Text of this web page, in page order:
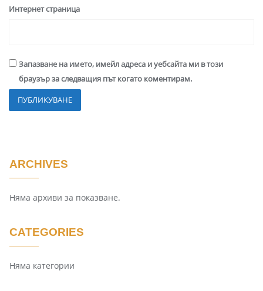
Интернет страница
Запазване на името, имейл адреса и уебсайта ми в този
браузър за следващия път когато коментирам.
ARCHIVES
Няма архиви за показване.
CATEGORIES
Няма категории